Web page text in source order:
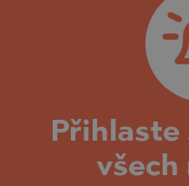
Přihlaste
všech